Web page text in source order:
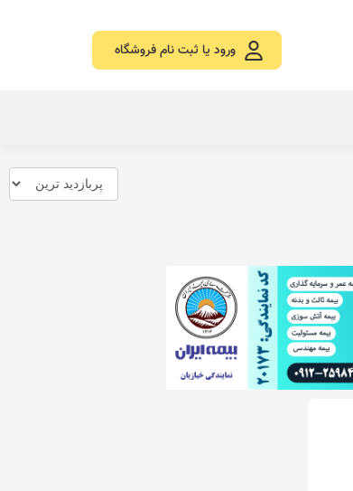
ورود یا ثبت نام فروشگاه